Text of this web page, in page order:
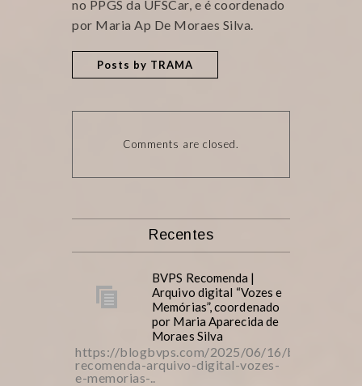
no PPGS da UFSCar, e é coordenado
por Maria Ap De Moraes Silva.
Posts by TRAMA
Comments are closed.
Recentes
BVPS Recomenda |
Arquivo digital “Vozes e
Memórias”, coordenado
por Maria Aparecida de
Moraes Silva
https://blogbvps.com/2025/06/16/bvps-
recomenda-arquivo-digital-vozes-
e-memorias-..